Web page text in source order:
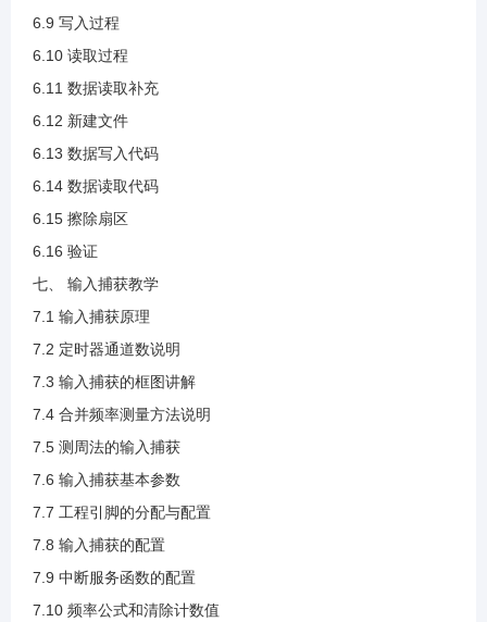
4.2 SPI传输模式(1).mp4
4.5 硬件SPI介绍与框图讲解(1).mp4
4.6 中断和DMA说明(1).mp4
4.7 W25Q64介绍(1).mp4
6.9 写入过程
6.10 读取过程
6.11 数据读取补充
6.12 新建文件
6.13 数据写入代码
6.14 数据读取代码
6.15 擦除扇区
6.16 验证
七、 输入捕获教学
7.1 输入捕获原理
7.2 定时器通道数说明
7.3 输入捕获的框图讲解
7.4 合并频率测量方法说明
7.5 测周法的输入捕获
7.6 输入捕获基本参数
7.7 工程引脚的分配与配置
7.8 输入捕获的配置
7.9 中断服务函数的配置
7.10 频率公式和清除计数值